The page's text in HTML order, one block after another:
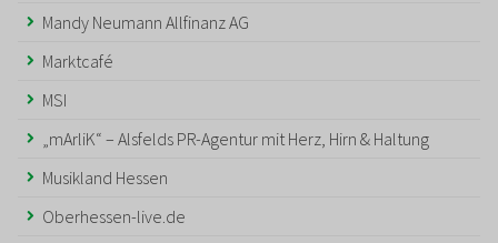
Mandy Neumann Allfinanz AG
Marktcafé
MSI
„mArliK“ – Alsfelds PR-Agentur mit Herz, Hirn & Haltung
Musikland Hessen
Oberhessen-live.de